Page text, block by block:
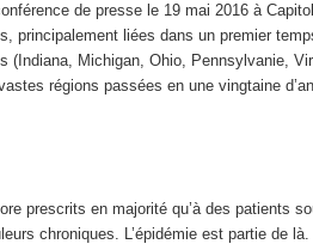
de presse le 19 mai 2016 à
liées dans un premier
Michigan, Ohio, Pennsylvanie,
régions passées en une vingtaine
prescrits en majorité qu’à des patients
chroniques. L’épidémie est partie de là.